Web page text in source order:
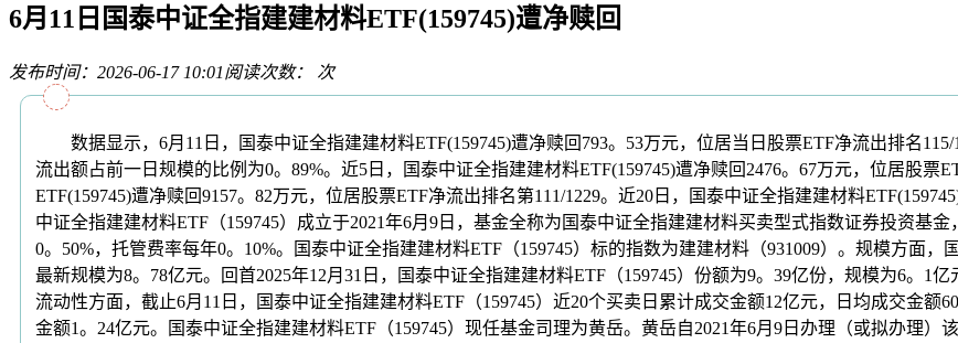
6月11日国泰中证全指建建材料ETF(159745)遭净赎回
发布时间：2026-06-17 10:01阅读次数： 次
数据显示，6月11日，国泰中证全指建建材料ETF(159745)遭净赎回793。53万元，位居当日股票ETF净流出排名
流出额占前一日规模的比例为0。89%。近5日，国泰中证全指建建材料ETF(159745)遭净赎回2476。67万元，位居股票
ETF(159745)遭净赎回9157。82万元，位居股票ETF净流出排名第111/1229。近20日，国泰中证全指建建材料
中证全指建建材料ETF（159745）成立于2021年6月9日，基金全称为国泰中证全指建建材料买卖型式指数证券投资基
0。50%，托管费率每年0。10%。国泰中证全指建建材料ETF（159745）标的指数为建建材料（931009）。规模方面，
最新规模为8。78亿元。回首2025年12月31日，国泰中证全指建建材料ETF（159745）份额为9。39亿份，规模为6。1
流动性方面，截止6月11日，国泰中证全指建建材料ETF（159745）近20个买卖日累计成交金额12亿元，日均成交金额
金额1。24亿元。国泰中证全指建建材料ETF（159745）现任基金司理为黄岳。黄岳自2021年6月9日办理（或拟办理